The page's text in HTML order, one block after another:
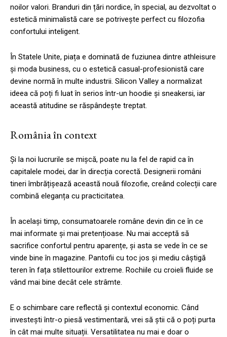
noilor valori. Branduri din țări nordice, în special, au dezvoltat o
estetică minimalistă care se potrivește perfect cu filozofia
confortului inteligent.
În Statele Unite, piața e dominată de fuziunea dintre athleisure
și moda business, cu o estetică casual-profesionistă care
devine normă în multe industrii. Silicon Valley a normalizat
ideea că poți fi luat în serios într-un hoodie și sneakersi, iar
această atitudine se răspândește treptat.
România în context
Și la noi lucrurile se mișcă, poate nu la fel de rapid ca în
capitalele modei, dar în direcția corectă. Designerii români
tineri îmbrățișează această nouă filozofie, creând colecții care
combină eleganța cu practicitatea.
În același timp, consumatoarele române devin din ce în ce
mai informate și mai pretențioase. Nu mai acceptă să
sacrifice confortul pentru aparențe, și asta se vede în ce se
vinde bine în magazine. Pantofii cu toc jos și mediu câștigă
teren în fața stilettourilor extreme. Rochiile cu croieli fluide se
vând mai bine decât cele strâmte.
E o schimbare care reflectă și contextul economic. Când
investești într-o piesă vestimentară, vrei să știi că o poți purta
în cât mai multe situații. Versatilitatea nu mai e doar o